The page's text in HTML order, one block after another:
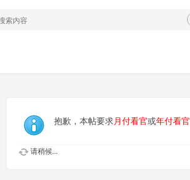
抱歉，本帖要求月付看官或年付看官
请稍候...